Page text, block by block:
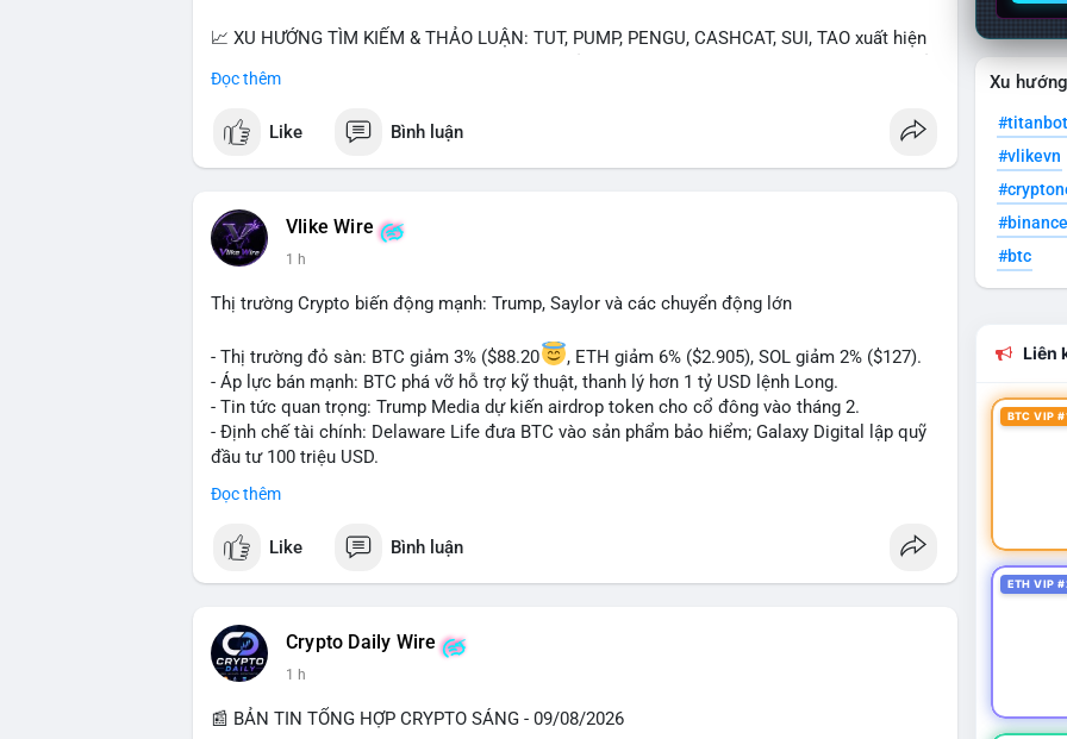
📈 XU HƯỚNG TÌM KIẾM & THẢO LUẬN: TUT, PUMP, PENGU, CASHCAT, SUI, TAO xuất hiện
đề hấp dẫn. Bàn tán về SPCX và SAGA cũng hấp dẫn.
💬 DÒNG CHẢY TIN TỨC & TRUYỀN THÔNG: Bàn tán về "long SAGA", "short SPCX", và "đã
ngồi ăn ở khách sạn 5*" (từ bài đăng Binance Square). Tin tức về BIP-110 Bitcoin và SKR
💡 NHẬN ĐỊNH & KHUYẾN NGHỊ: Tâm lý thị trường phân cực. Sợ hãi do chỉ số thấp nhưng
xu hướng memecoin và tin tức tích cực (BTC ETF, SKR) tạo áp lực lên giá. Rủi ro từ các đề
nhân.
📊 Nguồn: Radar Tâm Lý Thị Trường
Đọc thêm
Like Bình luận
Vlike Wire
1 h
Thị trường Crypto biến động mạnh: Trump, Saylor và các chuyển động lớn
- Thị trường đỏ sàn: BTC giảm 3% ($88.20
, ETH giảm 6% ($2.905), SOL giảm 2% ($127).
- Áp lực bán mạnh: BTC phá vỡ hỗ trợ kỹ thuật, thanh lý hơn 1 tỷ USD lệnh Long.
- Tin tức quan trọng: Trump Media dự kiến airdrop token cho cổ đông vào tháng 2.
- Định chế tài chính: Delaware Life đưa BTC vào sản phẩm bảo hiểm; Galaxy Digital lập quỹ
đầu tư 100 triệu USD.
- Pháp lý: CEO Coinbase thúc đẩy khung pháp lý tại Davos; Bồ Đào Nha chặn Polymarket.
#binancesquare #cryptonews
$btc $eth $sol $xrp
#vlikevn #titanbot
📰 Nguồn: Decrypt
Đọc thêm
Like Bình luận
Crypto Daily Wire
1 h
📰 BẢN TIN TỔNG HỢP CRYPTO SÁNG - 09/08/2026
Xu
#titanbot
#vlikevn
#btc
Liên
BTC VIP
ETH VIP